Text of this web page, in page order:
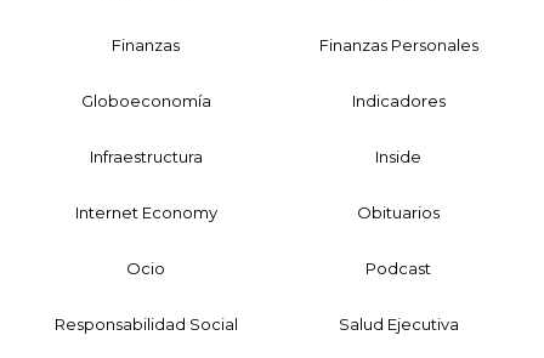
Finanzas Finanzas Personales
Globoeconomía Indicadores
Infraestructura Inside
Internet Economy Obituarios
Ocio Podcast
Responsabilidad Social Salud Ejecutiva